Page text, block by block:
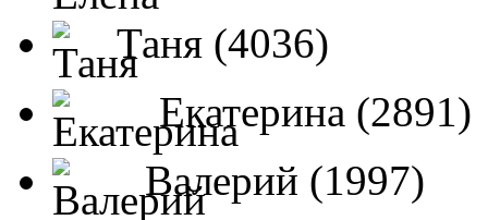
Таня (4036)
Екатерина (2891)
Валерий (1997)